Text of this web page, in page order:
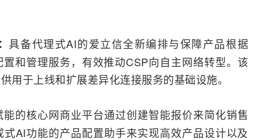
具备代理式AI的爱立信全新编排与保障产品根据
和管理服务，有效推动CSP向自主网络转型。该
用于上线和扩展差异化连接服务的基础设施。
能的核心网商业平台通过创建智能报价来简化销售
AI功能的产品配置助手来实现高效产品设计以及